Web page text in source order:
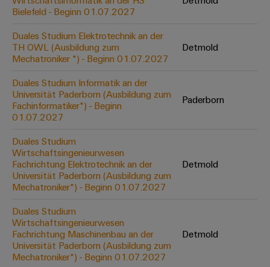
Abwasseraufbereitung
für
die
Wasser-
Abwasserindustrie
Wasserstoff
Wasserstoff
Schlüsseltechnologie
für
die
Energiewende
Effizienter
Betrieb
von
Windparks
Werkzeuge
Automaten
Software
Markierer
Industriedrucker
Cabinet
Infrastructure
Assemblierungsservice
Bestückte
Klemmenleisten
Bielefeld - Beginn 01.07.2027
Duales Studium Elektrotechnik an der
TH OWL (Ausbildung zum
Mechatroniker *) - Beginn 01.07.2027
Detmold
Duales Studium Informatik an der
Universität Paderborn (Ausbildung zum
Fachinformatiker*) - Beginn
01.07.2027
Paderborn
Duales Studium
Wirtschaftsingenieurwesen
Fachrichtung Elektrotechnik an der
Universität Paderborn (Ausbildung zum
Mechatroniker*) - Beginn 01.07.2027
Detmold
Duales Studium
Wirtschaftsingenieurwesen
Fachrichtung Maschinenbau an der
Universität Paderborn (Ausbildung zum
Mechatroniker*) - Beginn 01.07.2027
Detmold